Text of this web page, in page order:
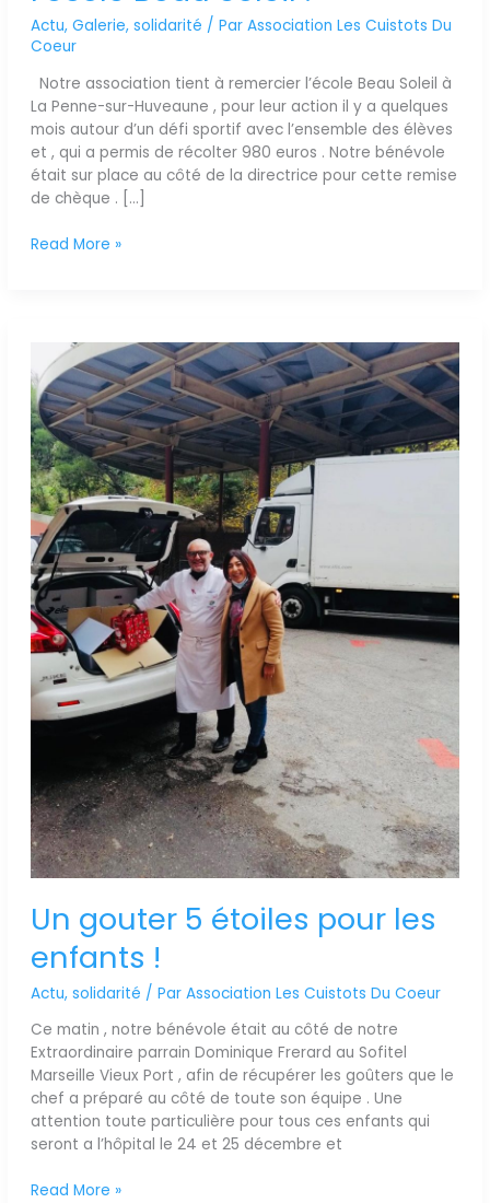
Actu, Galerie, solidarité / Par Association Les Cuistots Du
Coeur
Notre association tient à remercier l’école Beau Soleil à
La Penne-sur-Huveaune , pour leur action il y a quelques
mois autour d’un défi sportif avec l’ensemble des élèves
et , qui a permis de récolter 980 euros . Notre bénévole
était sur place au côté de la directrice pour cette remise
de chèque . […]
Read More »
Un gouter 5 étoiles pour les
enfants !
Actu, solidarité / Par Association Les Cuistots Du Coeur
Ce matin , notre bénévole était au côté de notre
Extraordinaire parrain Dominique Frerard au Sofitel
Marseille Vieux Port , afin de récupérer les goûters que le
chef a préparé au côté de toute son équipe . Une
attention toute particulière pour tous ces enfants qui
seront a l’hôpital le 24 et 25 décembre et
gouter
5
étoiles
pour
les
enfants
!
Read More »